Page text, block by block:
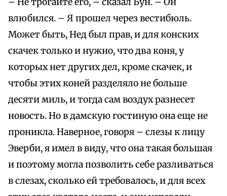
влюбился. – Я прошел через вестибюль.
Может быть, Нед был прав, и для конских
скачек только и нужно, что два коня, у
которых нет других дел, кроме скачек, и
чтобы этих коней разделяло не больше
десяти миль, и тогда сам воздух разнесет
новость. Но в дамскую гостиную она еще не
проникла. Наверное, говоря – слезы к лицу
Эверби, я имел в виду, что она такая большая
и поэтому могла позволить себе разливаться
в слезах, сколько ей требовалось, и для всех